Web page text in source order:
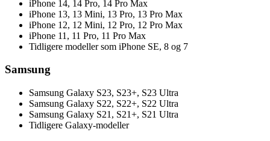
iPhone 14, 14 Pro, 14 Pro Max
iPhone 13, 13 Mini, 13 Pro, 13 Pro Max
iPhone 12, 12 Mini, 12 Pro, 12 Pro Max
iPhone 11, 11 Pro, 11 Pro Max
Tidligere modeller som iPhone SE, 8 og 7
Samsung
Samsung Galaxy S23, S23+, S23 Ultra
Samsung Galaxy S22, S22+, S22 Ultra
Samsung Galaxy S21, S21+, S21 Ultra
Tidligere Galaxy-modeller